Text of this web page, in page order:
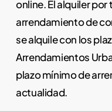
online. El alquiler
arrendamiento de
se alquile con los
Arrendamientos
plazo mínimo de
actualidad.